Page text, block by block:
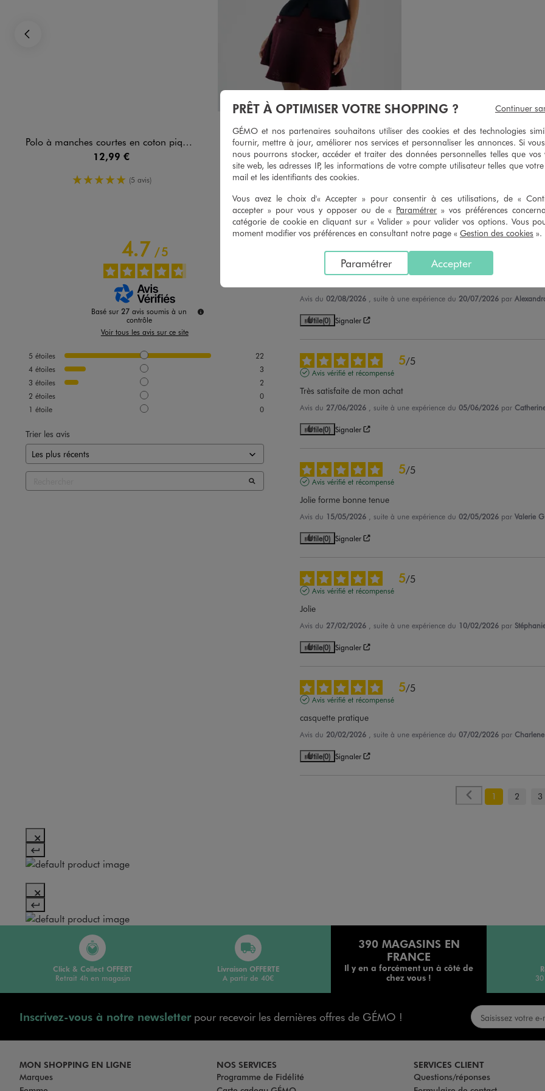
Polo à manches courtes en coton piqué femme
12,99 €
5/5 de moyenne
(5 avis)
Débardeur boutonné en maille tricotée femme
22,99 €
5/5 de moyenne
(19 avis)
Blouson en maille bouclette
39,99 €
4.7/5
Basé sur 27 avis soumis à un
contrôle
Voir tous les avis sur ce site
5 étoiles
22
4 étoiles
3
3 étoiles
2
2 étoiles
0
1 étoile 0
Trier les avis
5/5
Avis vérifié et récompensé
Avis du 02/08/2026 , suite à une expérience du 20/07/2026 par
Utile(0) Signaler
5/5
Avis vérifié et récompensé
Très satisfaite de mon achat
Avis du 27/06/2026 , suite à une expérience du 05/06/2026 par
Utile(0) Signaler
5/5
Avis vérifié et récompensé
Jolie forme bonne tenue
Avis du 15/05/2026 , suite à une expérience du 02/05/2026 par Valerie
Utile(0) Signaler
5/5
Avis vérifié et récompensé
Jolie
Avis du 27/02/2026 , suite à une expérience du 10/02/2026 par
Utile(0) Signaler
5/5
Avis vérifié et récompensé
casquette pratique
Avis du 20/02/2026 , suite à une expérience du 07/02/2026 par Charlene
Utile(0) Signaler
1 2 3
390 MAGASINS EN
FRANCE
Il y en a forcément un à côté de
chez vous !
Click & Collect OFFERT
Retrait 4h en magasin
Livraison OFFERTE
A partir de 40€
Inscrivez-vous à notre newsletterpour recevoir les dernières offres de GÉMO !
MON SHOPPING EN LIGNE
Marques
NOS SERVICES
Programme de Fidélité
SERVICES CLIENT
Questions/réponses
PRÊT À OPTIMISER VOTRE SHOPPING ?
GÉMO et nos partenaires souhaitons utiliser des cookies et des technologies
fournir, mettre à jour, améliorer nos services et personnaliser les annonces. Si
nous pourrons stocker, accéder et traiter des données personnelles telles que vos
site web, les adresses IP, les informations de votre compte utilisateur telles que
mail et les identifiants des cookies.
Vous avez le choix d'« Accepter » pour consentir à ces utilisations, de «
accepter » pour vous y opposer ou de « Paramétrer » vos préférences
catégorie de cookie en cliquant sur « Valider » pour valider vos options. Vous
moment modifier vos préférences en consultant notre page « Gestion des cookies ».
Accepter
Paramétrer
Continuer